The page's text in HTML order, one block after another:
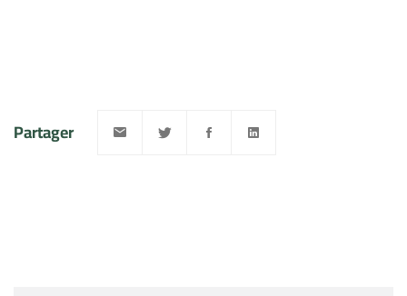
Partager